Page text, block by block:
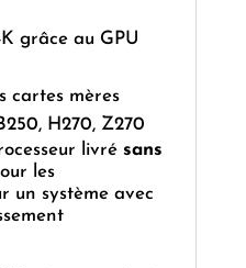
grâce au GPU
cartes mères
H270, Z270
livré sans
les
un système avec